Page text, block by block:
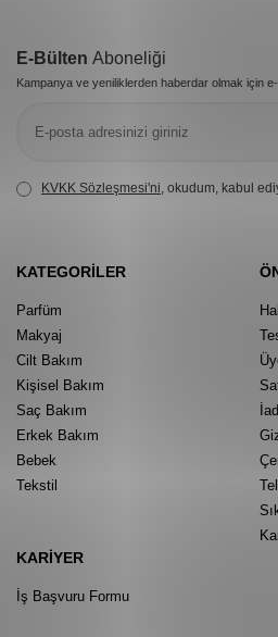
E-Bülten Aboneliği
Kampanya ve yeniliklerden haberdar olmak için
KVKK Sözleşmesi'ni , okudum, kabul
KATEGORILER
Parfüm
Makyaj
Cilt Bakım
Kişisel Bakım
Saç Bakım
Erkek Bakım
Bebek
Tekstil
KARIYER
İş Başvuru Formu